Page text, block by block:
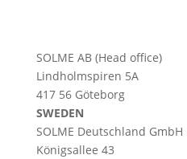
SOLME AB (Head office)
Lindholmspiren 5A
417 56 Göteborg
SWEDEN
SOLME Deutschland GmbH
Königsallee 43